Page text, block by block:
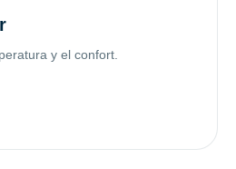
y el confort.